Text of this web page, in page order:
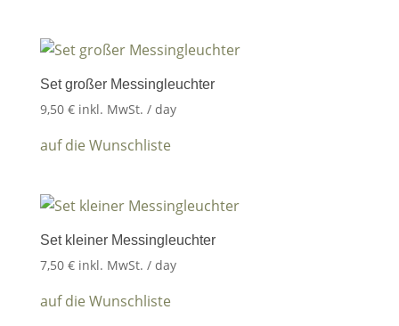
Set großer Messingleuchter
9,50 € inkl. MwSt. / day
auf die Wunschliste
Set kleiner Messingleuchter
7,50 € inkl. MwSt. / day
auf die Wunschliste